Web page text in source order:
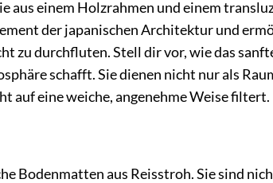
aus einem Holzrahmen und einem
der japanischen Architektur und
zu durchfluten. Stell dir vor, wie das
schafft. Sie dienen nicht nur als
auf eine weiche, angenehme Weise filtert.
Bodenmatten aus Reisstroh. Sie sind